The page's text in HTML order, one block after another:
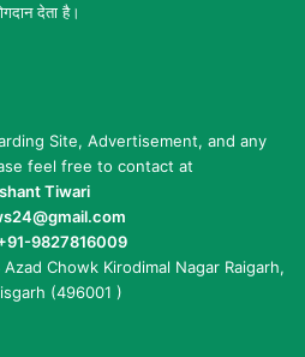
देता है।
Site, Advertisement, and any
feel free to contact at
Tiwari
9827816009
Chowk Kirodimal Nagar Raigarh,
(496001 )